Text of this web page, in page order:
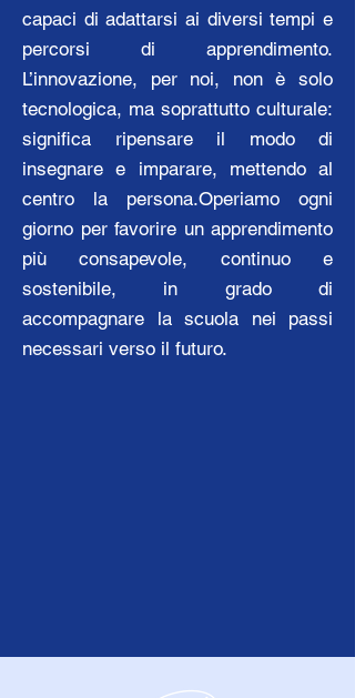
capaci di adattarsi ai diversi tempi e
percorsi di apprendimento.
L’innovazione, per noi, non è solo
tecnologica, ma soprattutto culturale:
significa ripensare il modo di
insegnare e imparare, mettendo al
centro la persona.Operiamo ogni
giorno per favorire un apprendimento
più consapevole, continuo e
sostenibile, in grado di
accompagnare la scuola nei passi
necessari verso il futuro.